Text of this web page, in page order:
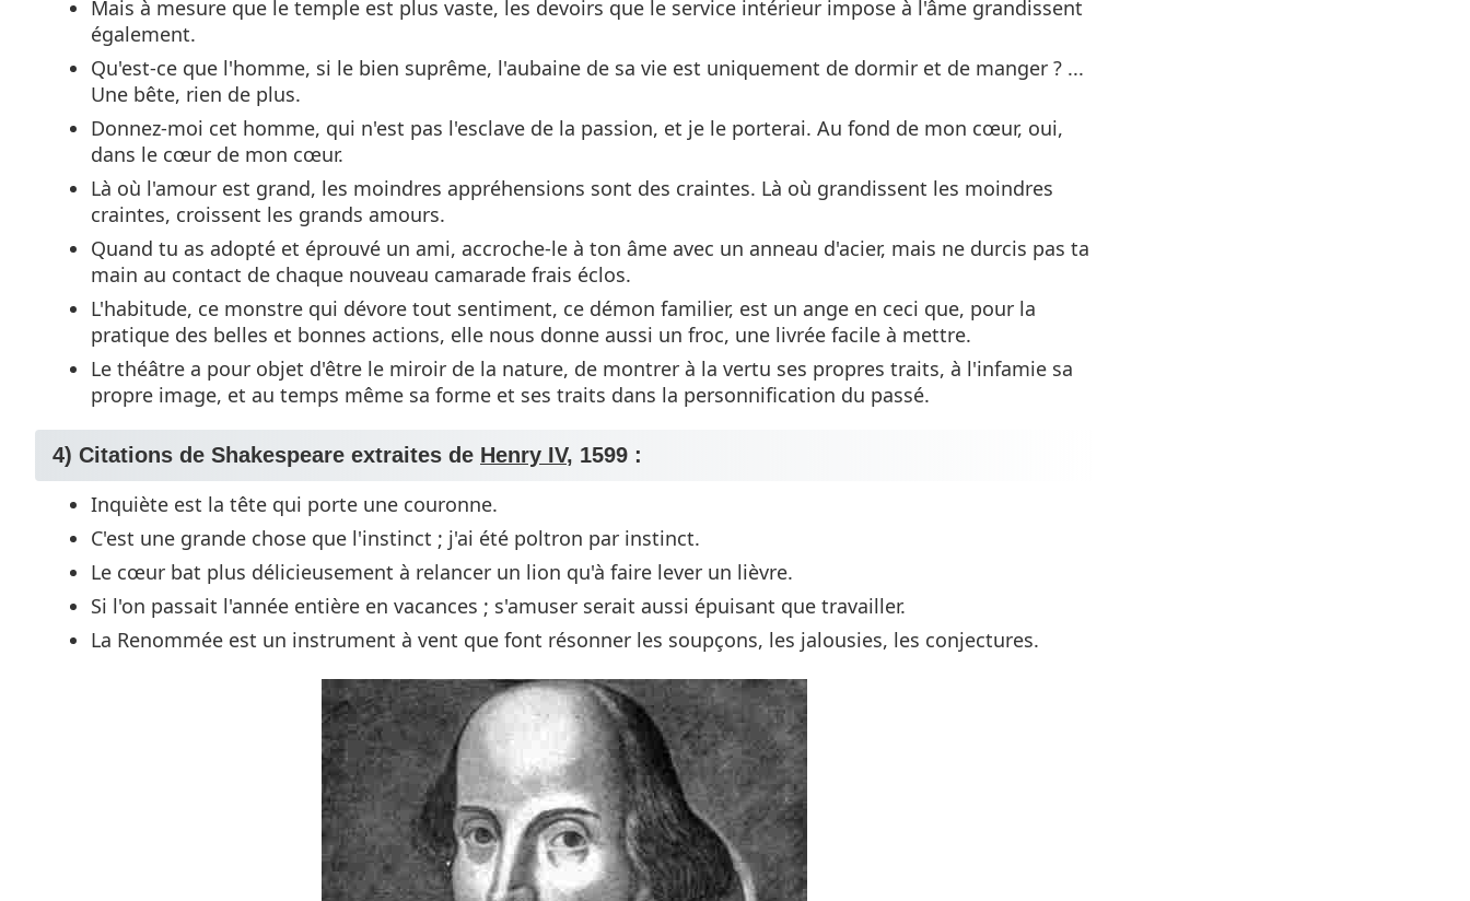
Mais à mesure que le temple est plus vaste, les devoirs que le service intérieur impose à l'âme grandissent
également.
Qu'est-ce que l'homme, si le bien suprême, l'aubaine de sa vie est uniquement de dormir et de manger ? ...
Une bête, rien de plus.
Donnez-moi cet homme, qui n'est pas l'esclave de la passion, et je le porterai. Au fond de mon cœur, oui,
dans le cœur de mon cœur.
Là où l'amour est grand, les moindres appréhensions sont des craintes. Là où grandissent les moindres
craintes, croissent les grands amours.
Quand tu as adopté et éprouvé un ami, accroche-le à ton âme avec un anneau d'acier, mais ne durcis pas ta
main au contact de chaque nouveau camarade frais éclos.
L'habitude, ce monstre qui dévore tout sentiment, ce démon familier, est un ange en ceci que, pour la
pratique des belles et bonnes actions, elle nous donne aussi un froc, une livrée facile à mettre.
Le théâtre a pour objet d'être le miroir de la nature, de montrer à la vertu ses propres traits, à l'infamie sa
propre image, et au temps même sa forme et ses traits dans la personnification du passé.
4) Citations de Shakespeare extraites de Henry IV, 1599 :
Inquiète est la tête qui porte une couronne.
C'est une grande chose que l'instinct ; j'ai été poltron par instinct.
Le cœur bat plus délicieusement à relancer un lion qu'à faire lever un lièvre.
Si l'on passait l'année entière en vacances ; s'amuser serait aussi épuisant que travailler.
La Renommée est un instrument à vent que font résonner les soupçons, les jalousies, les conjectures.